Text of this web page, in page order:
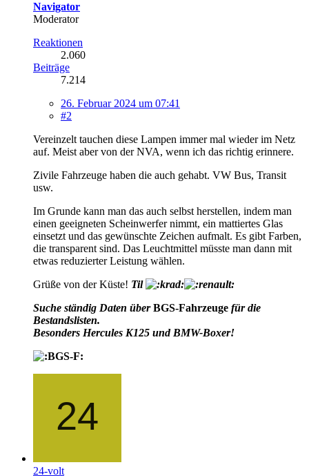
Navigator
Moderator
Reaktionen
2.060
Beiträge
7.214
26. Februar 2024 um 07:41
#2
Vereinzelt tauchen diese Lampen immer mal wieder im Netz
auf. Meist aber von der NVA, wenn ich das richtig erinnere.
Zivile Fahrzeuge haben die auch gehabt. VW Bus, Transit
usw.
Im Grunde kann man das auch selbst herstellen, indem man
einen geeigneten Scheinwerfer nimmt, ein mattiertes Glas
einsetzt und das gewünschte Zeichen aufmalt. Es gibt Farben,
die transparent sind. Das Leuchtmittel müsste man dann mit
etwas reduzierter Leistung wählen.
Grüße von der Küste! Til
Suche ständig Daten überBGS-Fahrzeuge für die
Bestandslisten.
Besonders Hercules K125 und BMW-Boxer!
24-volt